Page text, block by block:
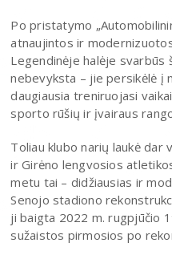
Po pristatymo
atnaujintos ir
Legendinėje halėje svarbūs
nebevyksta – jie persikėlė į
daugiausia treniruojasi
sporto rūšių ir įvairaus
Toliau klubo narių laukė dar
ir Girėno lengvosios
metu tai – didžiausias ir
Senojo stadiono
ji baigta 2022 m. rugpjūčio
sužaistos pirmosios po